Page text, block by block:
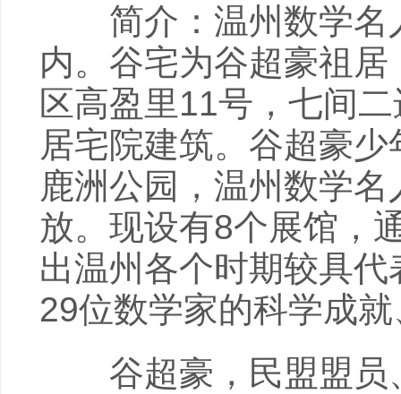
简介：温州数学名
内。谷宅为谷超豪祖
区高盈里11号，七间
居宅院建筑。谷超豪
鹿洲公园，温州数学
放。现设有8个展馆，
出温州各个时期较具
29位数学家的科学成
谷超豪，民盟盟员